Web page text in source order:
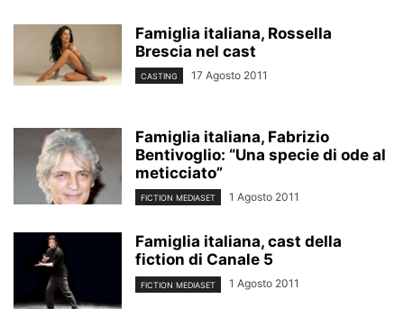
Famiglia italiana, Rossella
Brescia nel cast
CASTING 17 Agosto 2011
Famiglia italiana, Fabrizio
Bentivoglio: “Una specie di ode al
meticciato”
FICTION MEDIASET 1 Agosto 2011
Famiglia italiana, cast della
fiction di Canale 5
FICTION MEDIASET 1 Agosto 2011